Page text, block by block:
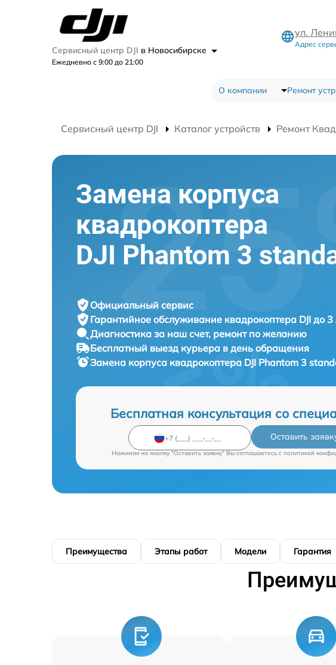
Сервисный центр DJI в Новосибирске
Ежедневно с 9:00 до 21:00
ул.
Адрес
О компании Ремонт
Сервисный центр DJI Каталог устройств Ремонт
Замена корпуса
квадрокоптера
DJI Phantom 3
Официальный сервис
Гарантийное обслуживание квадрокоптера DJI до 3
Диагностика за наш счет, ремонт по желанию
Бесплатный выезд курьера в день обращения
Замена корпуса квадрокоптера DJI Phantom 3
Бесплатная консультация со
Оставить
Нажимая на кнопку "Оставить заявку" Вы соглашаетесь c политикой
Преимущества Этапы работ Модели Гарантия